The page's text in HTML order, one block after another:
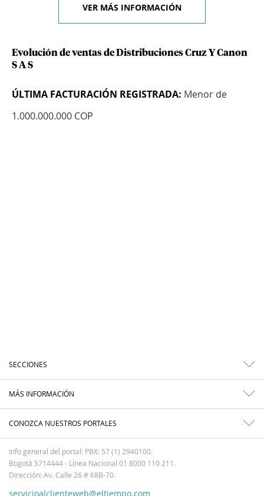
VER MÁS INFORMACIÓN
Evolución de ventas de Distribuciones Cruz Y Canon
S A S
ÚLTIMA FACTURACIÓN REGISTRADA: Menor de
1.000.000.000 COP
SECCIONES
MÁS INFORMACIÓN
CONOZCA NUESTROS PORTALES
Info general del portal: PBX: 57 (1) 2940100.
Bogotá 5714444 - Línea Nacional 01 8000 110 211.
Dirección: Av. Calle 26 # 68B-70.
servicioalclienteweb@eltiempo.com